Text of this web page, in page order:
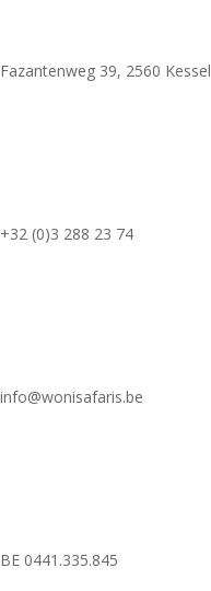
Fazantenweg 39, 2560 Kessel
+32 (0)3 288 23 74
info@wonisafaris.be
BE 0441.335.845